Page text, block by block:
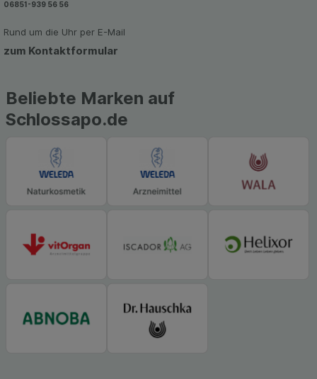
zu gestalten. Bitte beachten Sie, dass Daten
soziale Medien übertragen werden.
06851-939 56 56
Rund um die Uhr per E-Mail
zum Kontaktformular
Beliebte Marken auf
Schlossapo.de